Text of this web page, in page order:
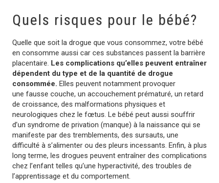
Quels risques pour le bébé?
Quelle que soit la drogue que vous consommez, votre bébé
en consomme aussi car ces substances passent la barrière
placentaire. Les complications qu’elles peuvent entraîner
dépendent du type et de la quantité de drogue
consommée. Elles peuvent notamment provoquer
une fausse couche, un accouchement prématuré, un retard
de croissance, des malformations physiques et
neurologiques chez le fœtus. Le bébé peut aussi souffrir
d’un syndrome de privation (manque) à la naissance qui se
manifeste par des tremblements, des sursauts, une
difficulté à s’alimenter ou des pleurs incessants. Enfin, à plus
long terme, les drogues peuvent entraîner des complications
chez l’enfant telles qu’une hyperactivité, des troubles de
l’apprentissage et du comportement.